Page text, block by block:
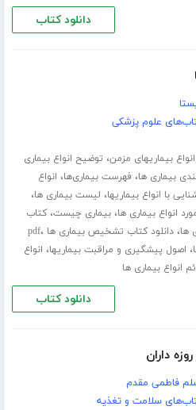
دانلود کتاب
علوم پزشکی
انواع بیماریهای مزمن، توضیح انواع بیماری
بیماری ها، فهرست بیماری‌ها، انواع
با انواع بیماریها، لیست بیماری ها،
انواع بیماری ها،بیماری چیست،کتاب
ها،دانلود کتاب تشخیص بیماری ها pdf ،
، اصول پیشگیری و مراقبت بیماریها، انواع
انواع بیماری ها
دانلود کتاب
داران
فاطمی مقدم
سلامت و تغذیه